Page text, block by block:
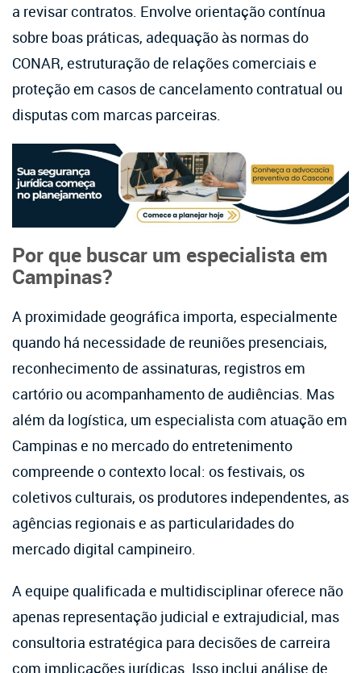
a revisar contratos. Envolve orientação contínua
sobre boas práticas, adequação às normas do
CONAR, estruturação de relações comerciais e
proteção em casos de cancelamento contratual ou
disputas com marcas parceiras.
Por que buscar um especialista em
Campinas?
A proximidade geográfica importa, especialmente
quando há necessidade de reuniões presenciais,
reconhecimento de assinaturas, registros em
cartório ou acompanhamento de audiências. Mas
além da logística, um especialista com atuação em
Campinas e no mercado do entretenimento
compreende o contexto local: os festivais, os
coletivos culturais, os produtores independentes, as
agências regionais e as particularidades do
mercado digital campineiro.
A equipe qualificada e multidisciplinar oferece não
apenas representação judicial e extrajudicial, mas
consultoria estratégica para decisões de carreira
com implicações jurídicas. Isso inclui análise de